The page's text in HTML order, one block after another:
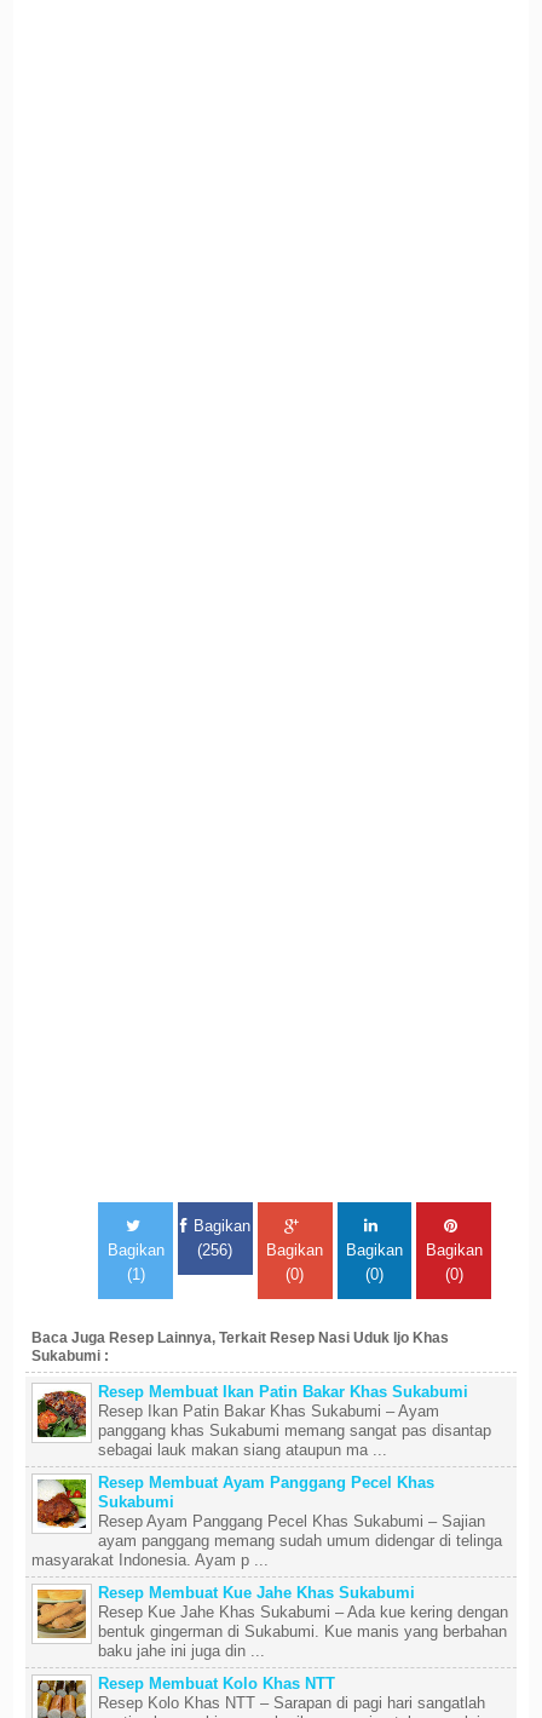
Bagikan
(1)
Bagikan
(256)
Bagikan
(0)
Bagikan
(0)
Bagikan
(0)
Baca Juga Resep Lainnya, Terkait Resep Nasi Uduk Ijo Khas
Sukabumi :
Resep Membuat Ikan Patin Bakar Khas Sukabumi
Resep Ikan Patin Bakar Khas Sukabumi – Ayam
panggang khas Sukabumi memang sangat pas disantap
sebagai lauk makan siang ataupun ma ...
Resep Membuat Ayam Panggang Pecel Khas
Sukabumi
Resep Ayam Panggang Pecel Khas Sukabumi – Sajian
ayam panggang memang sudah umum didengar di telinga
masyarakat Indonesia. Ayam p ...
Resep Membuat Kue Jahe Khas Sukabumi
Resep Kue Jahe Khas Sukabumi – Ada kue kering dengan
bentuk gingerman di Sukabumi. Kue manis yang berbahan
baku jahe ini juga din ...
Resep Membuat Kolo Khas NTT
Resep Kolo Khas NTT – Sarapan di pagi hari sangatlah